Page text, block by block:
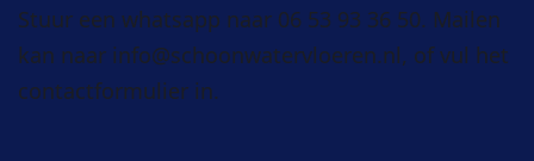
Stuur een whatsapp naar 06 53 93 36 50. Mailen
kan naar info@schoonwatervloeren.nl, of vul het
contactformulier in.